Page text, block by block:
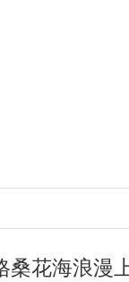
桑花海浪漫